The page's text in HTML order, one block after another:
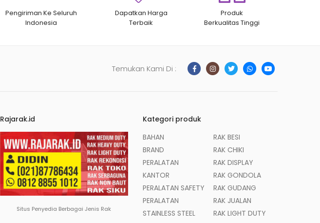
Pengiriman Ke Seluruh
Indonesia
Dapatkan Harga
Terbaik
Produk
Berkualitas Tinggi
Temukan Kami Di :
Rajarak.id
Situs Penyedia Berbagai Jenis Rak
Kategori produk
BAHAN
BRAND
PERALATAN
KANTOR
PERALATAN SAFETY
PERALATAN
STAINLESS STEEL
RAK BESI
RAK CHIKI
RAK DISPLAY
RAK GONDOLA
RAK GUDANG
RAK JUALAN
RAK LIGHT DUTY